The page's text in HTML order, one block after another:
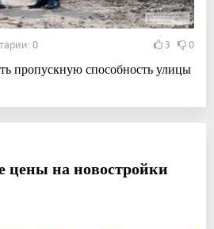
0 3 0
пропускную способность улицы
цены на новостройки